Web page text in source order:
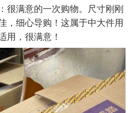
很满意的一次购物。尺寸刚刚
，细心导购！这属于中大件用
用，很满意！